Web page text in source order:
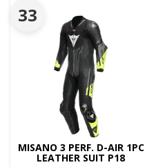
33
MISANO 3 PERF. D-AIR 1PC
LEATHER SUIT P18